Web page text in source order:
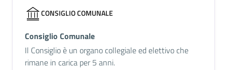
CONSIGLIO COMUNALE
Consiglio Comunale
Il Consiglio è un organo collegiale ed elettivo che
rimane in carica per 5 anni.